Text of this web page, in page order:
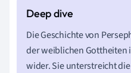
Die Geschichte von
der weiblichen Gottheiten
wider. Sie unterstreicht